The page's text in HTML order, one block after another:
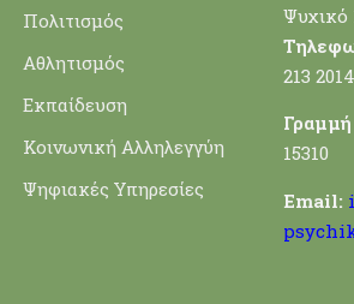
Πολιτισμός
Αθλητισμός
Εκπαίδευση
Κοινωνική Αλληλεγγύη
Ψηφιακές Υπηρεσίες
Ψυχικό
213
15310
Email: